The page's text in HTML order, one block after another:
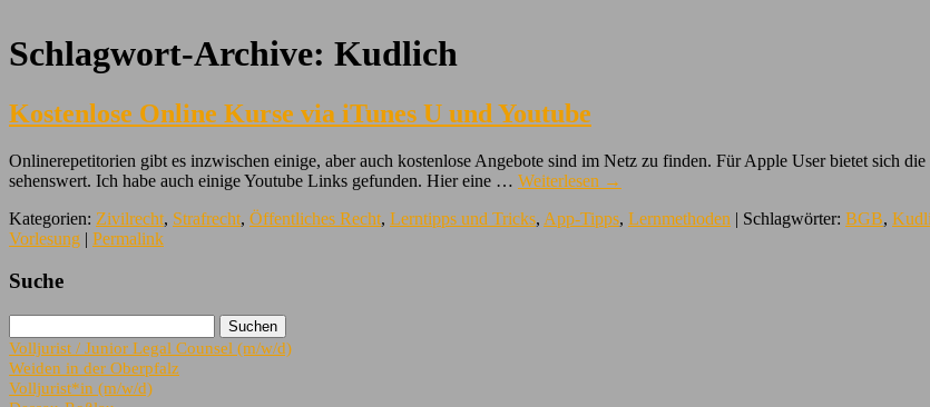
Schlagwort-Archive: Kudlich
Kostenlose Online Kurse via iTunes U und Youtube
Onlinerepetitorien gibt es inzwischen einige, aber auch kostenlose Angebote sind im Netz zu finden. Für Apple User bietet sich
sehenswert. Ich habe auch einige Youtube Links gefunden. Hier eine … Weiterlesen →
Kategorien: Zivilrecht, Strafrecht, Öffentliches Recht, Lerntipps und Tricks, App-Tipps, Lernmethoden | Schlagwörter: BGB,
Vorlesung | Permalink
Suche
Volljurist / Junior Legal Counsel (m/w/d)
Weiden in der Oberpfalz
Volljurist*in (m/w/d)